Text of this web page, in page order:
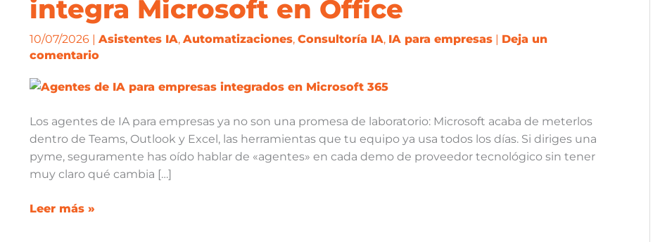
integra Microsoft en Office
10/07/2026 | Asistentes IA, Automatizaciones, Consultoría IA, IA para empresas | Deja un
comentario
Los agentes de IA para empresas ya no son una promesa de laboratorio: Microsoft acaba de meterlos
dentro de Teams, Outlook y Excel, las herramientas que tu equipo ya usa todos los días. Si diriges una
pyme, seguramente has oído hablar de «agentes» en cada demo de proveedor tecnológico sin tener
muy claro qué cambia […]
para
empresas:
así
integra
en
Office
Leer más »